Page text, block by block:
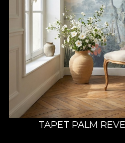
TAPET PALM